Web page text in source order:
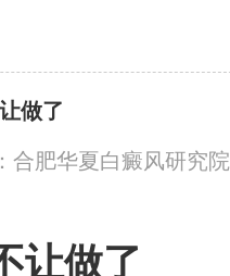
做了
合肥华夏白癜风研究院
让做了